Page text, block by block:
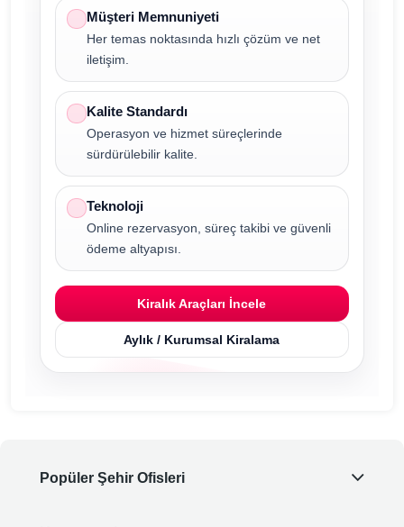
Müşteri Memnuniyeti
Her temas noktasında hızlı çözüm ve net
iletişim.
Kalite Standardı
Operasyon ve hizmet süreçlerinde
sürdürülebilir kalite.
Teknoloji
Online rezervasyon, süreç takibi ve güvenli
ödeme altyapısı.
Kiralık Araçları İncele
Aylık / Kurumsal Kiralama
Popüler Şehir Ofisleri